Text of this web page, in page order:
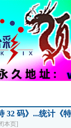
32 码》...统计《
本页]